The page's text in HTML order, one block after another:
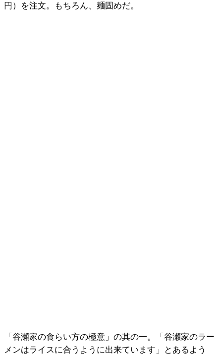
円）を注文。もちろん、麺固めだ。
「谷瀬家の食らい方の極意」の其の一。「谷瀬家のラー
メンはライスに合うように出来ています」とあるよう